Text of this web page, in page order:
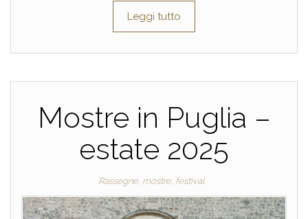
Leggi tutto
Mostre in Puglia –
estate 2025
Rassegne, mostre, festival